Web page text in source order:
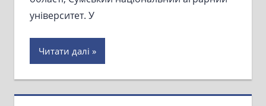
університет. У
Читати далі